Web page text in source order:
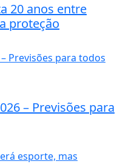
20 anos entre
proteção
– Previsões para